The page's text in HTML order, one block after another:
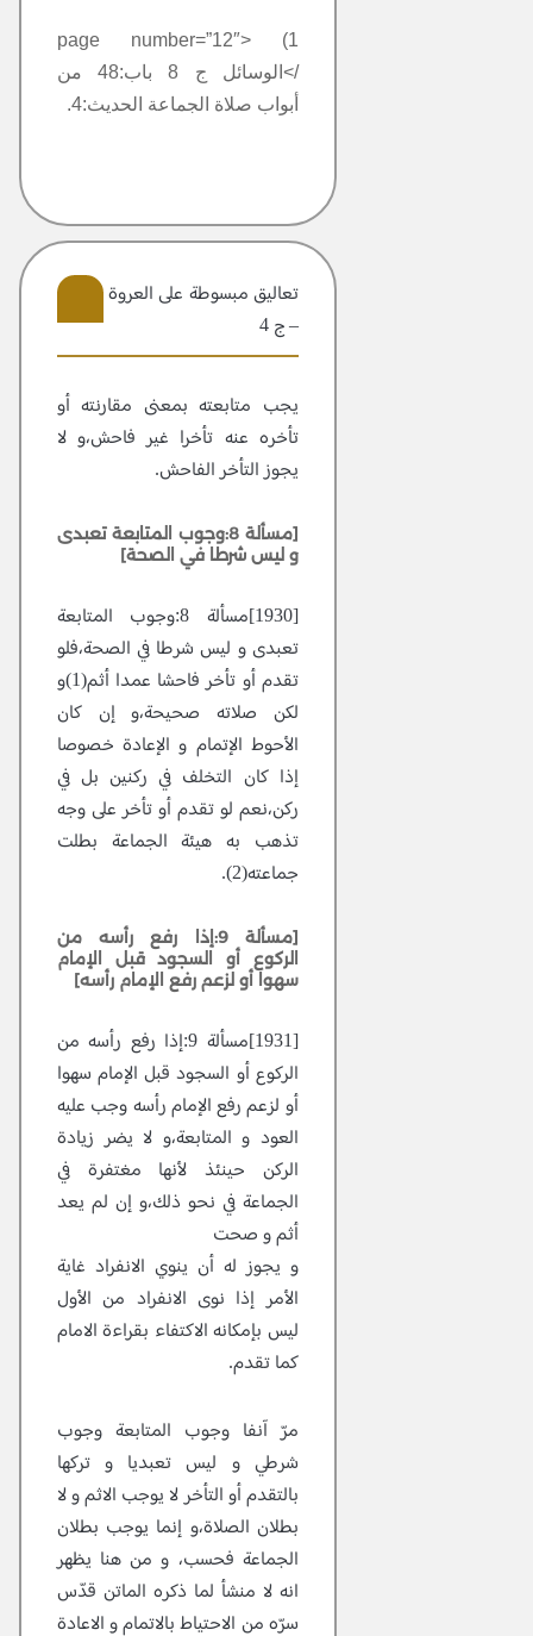
1) <page number=”12″
/>الوسائل ج 8 باب:48 من
أبواب صلاة الجماعة الحديث:4.
تعاليق مبسوطة علی العروة الوثقی
– ج 4
يجب متابعته بمعنى مقارنته أو
تأخره عنه تأخرا غير فاحش،و لا
يجوز التأخر الفاحش.
[مسألة 8:وجوب المتابعة تعبدى
و ليس شرطا في الصحة]
[1930]مسألة 8:وجوب المتابعة
تعبدى و ليس شرطا في الصحة،فلو
تقدم أو تأخر فاحشا عمدا أثم(1)و
لكن صلاته صحيحة،و إن كان
الأحوط الإتمام و الإعادة خصوصا
إذا كان التخلف في ركنين بل في
ركن،نعم لو تقدم أو تأخر على وجه
تذهب به هيئة الجماعة بطلت
جماعته(2).
[مسألة 9:إذا رفع رأسه من
الركوع أو السجود قبل الإمام
سهوا أو لزعم رفع الإمام رأسه]
[1931]مسألة 9:إذا رفع رأسه من
الركوع أو السجود قبل الإمام سهوا
أو لزعم رفع الإمام رأسه وجب عليه
العود و المتابعة،و لا يضر زيادة
الركن حينئذ لأنها مغتفرة في
الجماعة في نحو ذلك،و إن لم يعد
أثم و صحت
و يجوز له أن ينوي الانفراد غاية
الأمر إذا نوى الانفراد من الأول
ليس بإمكانه الاكتفاء بقراءة الامام
كما تقدم.
مرّ آنفا وجوب المتابعة وجوب
شرطي و ليس تعبديا و تركها
بالتقدم أو التأخر لا يوجب الاثم و لا
بطلان الصلاة،و إنما يوجب بطلان
الجماعة فحسب، و من هنا يظهر
انه لا منشأ لما ذكره الماتن قدّس
سرّه من الاحتياط بالاتمام و الاعادة